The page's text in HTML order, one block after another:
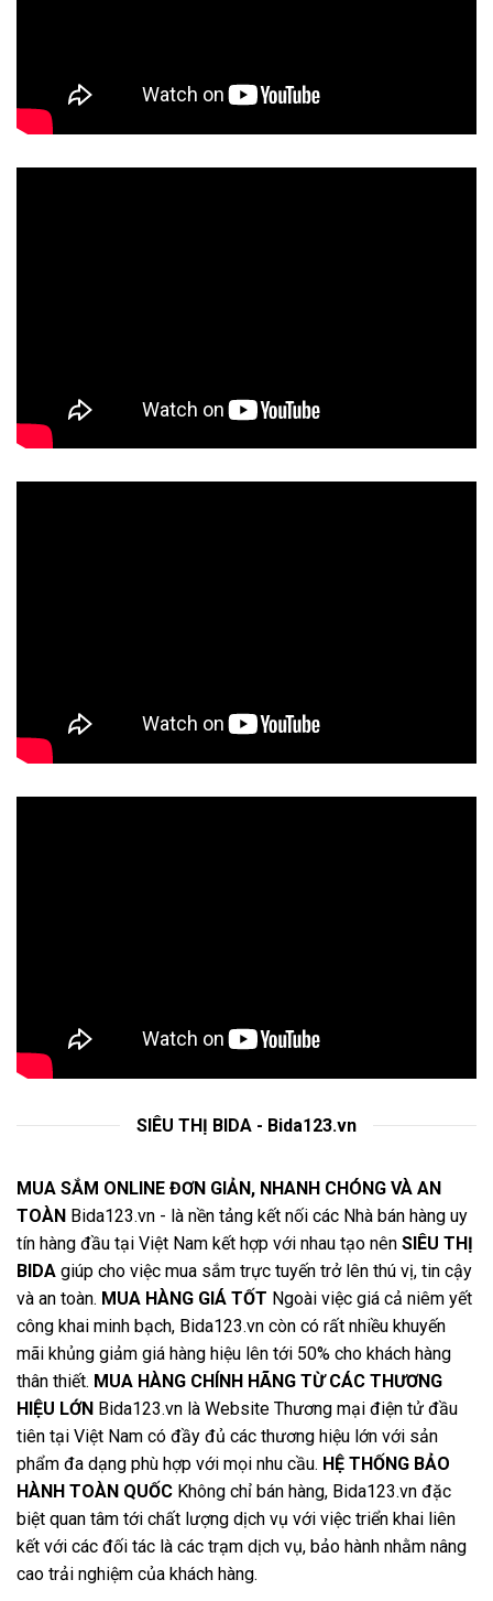
SIÊU THỊ BIDA - Bida123.vn
MUA SẮM ONLINE ĐƠN GIẢN, NHANH CHÓNG VÀ AN
TOÀN Bida123.vn - là nền tảng kết nối các Nhà bán hàng uy
tín hàng đầu tại Việt Nam kết hợp với nhau tạo nên SIÊU THỊ
BIDA giúp cho việc mua sắm trực tuyến trở lên thú vị, tin cậy
và an toàn. MUA HÀNG GIÁ TỐT Ngoài việc giá cả niêm yết
công khai minh bạch, Bida123.vn còn có rất nhiều khuyến
mãi khủng giảm giá hàng hiệu lên tới 50% cho khách hàng
thân thiết. MUA HÀNG CHÍNH HÃNG TỪ CÁC THƯƠNG
HIỆU LỚN Bida123.vn là Website Thương mại điện tử đầu
tiên tại Việt Nam có đầy đủ các thương hiệu lớn với sản
phẩm đa dạng phù hợp với mọi nhu cầu. HỆ THỐNG BẢO
HÀNH TOÀN QUỐC Không chỉ bán hàng, Bida123.vn đặc
biệt quan tâm tới chất lượng dịch vụ với việc triển khai liên
kết với các đối tác là các trạm dịch vụ, bảo hành nhằm nâng
cao trải nghiệm của khách hàng.